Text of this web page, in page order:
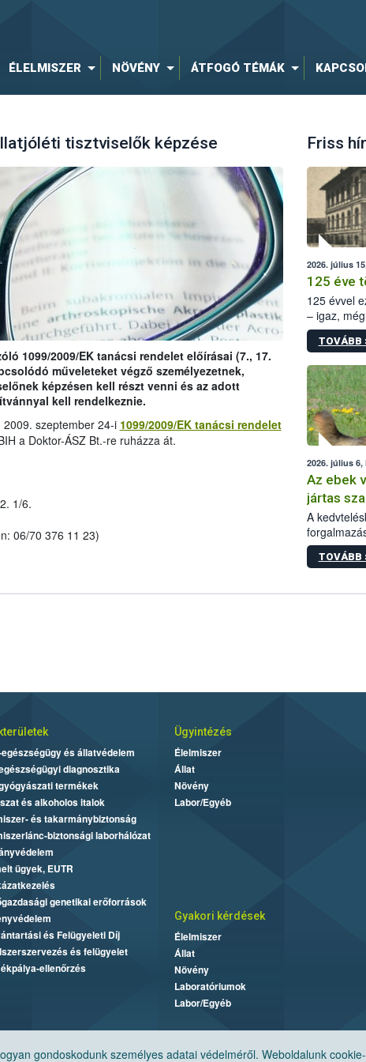
ÉLELMISZER NÖVÉNY ÁTFOGÓ TÉMÁK
tisztviselők képzése
1099/2009/EK tanácsi rendelet előírásai (7., 17.
műveleteket végző személyezetnek,
képzésen kell részt venni és az adott
kell rendelkeznie.
szeptember 24-i 1099/2009/EK tanácsi rendelet
a Doktor-ÁSZ Bt.-re ruházza át.
1/6.
06/70 376 11 23)
Friss
2026. július
125 éve
125 évvel
– igaz,
állami
15. szám
TOVÁBB
2026. július 6,
Az ebek
jártas
A
sérülés,
veszélyes
TOVÁBB
gondoskodunk személyes adatai védelméről. Weboldalunk
és állatvédelem
diagnosztika
termékek
és alkoholos italok
és takarmánybiztonság
biztonsági laborhálózat
ügyek, EUTR
genetikai erőforrások
és Felügyeleti Díj
és felügyelet
ellenőrzés
Ügyintézés
Élelmiszer
Állat
Növény
Labor/Egyéb
Gyakori kérdések
Élelmiszer
Állat
Növény
Laboratóriumok
Labor/Egyéb